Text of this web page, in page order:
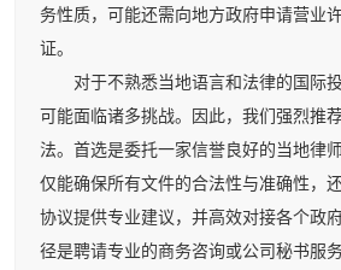
务性质，可能还需向地方政府申请营业
证。
对于不熟悉当地语言和法律的国际投
可能面临诸多挑战。因此，我们强烈推
法。首选是委托一家信誉良好的当地律
仅能确保所有文件的合法性与准确性，
协议提供专业建议，并高效对接各个政
径是聘请专业的商务咨询或公司秘书服